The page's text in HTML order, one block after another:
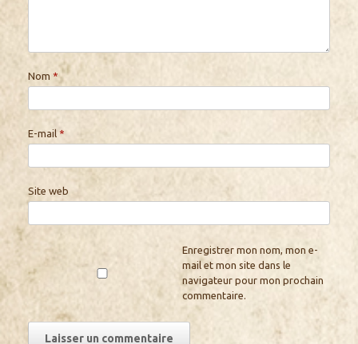
Nom *
E-mail *
Site web
Enregistrer mon nom, mon e-
mail et mon site dans le
navigateur pour mon prochain
commentaire.